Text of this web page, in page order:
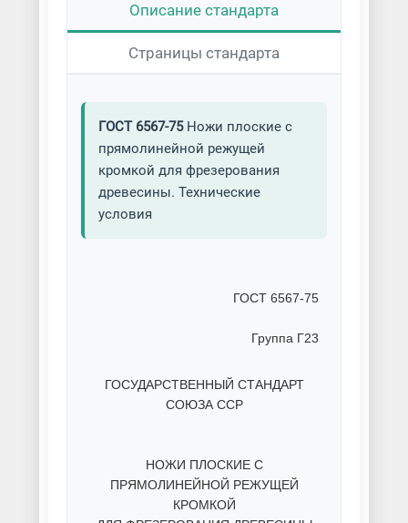
Описание стандарта
Страницы стандарта
ГОСТ 6567-75Ножи плоские с
прямолинейной режущей
кромкой для фрезерования
древесины. Технические
условия